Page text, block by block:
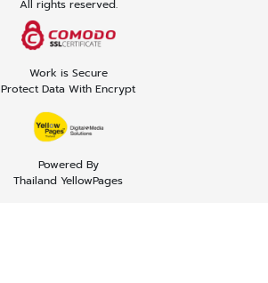
All rights reserved.
Work is Secure
Protect Data With Encrypt
Powered By
Thailand YellowPages